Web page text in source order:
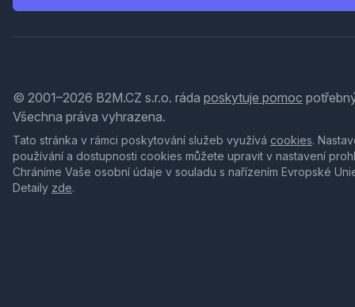
© 2001–2026 B2M.CZ s.r.o. ráda poskytuje pomoc
Všechna práva vyhrazena.
Tato stránka v rámci poskytování služeb využívá cookies.
používání a dostupnosti cookies můžete upravit v nastavení
Chráníme Vaše osobní údaje v souladu s nařízením Evropské
Detaily zde.